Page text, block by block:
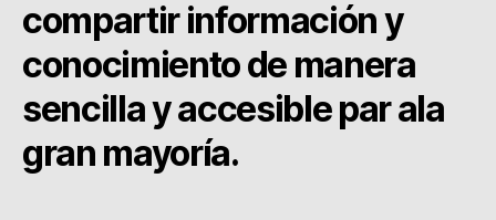
compartir información y
conocimiento de manera
sencilla y accesible par ala
gran mayoría.